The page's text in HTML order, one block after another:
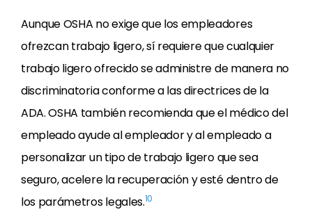
Aunque OSHA no exige que los empleadores
ofrezcan trabajo ligero, sí requiere que cualquier
trabajo ligero ofrecido se administre de manera no
discriminatoria conforme a las directrices de la
ADA. OSHA también recomienda que el médico del
empleado ayude al empleador y al empleado a
personalizar un tipo de trabajo ligero que sea
seguro, acelere la recuperación y esté dentro de
los parámetros legales.10